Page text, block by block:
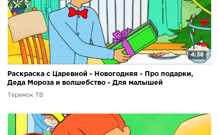
4:36
Раскраска с Царевной - Новогодняя - Про подарки,
Деда Мороза и волшебство - Для малышей
Теремок ТВ